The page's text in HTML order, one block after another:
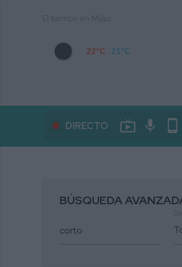
22°C 21°C
DIRECTO live_tv mic phone_android
BÚSQUEDA